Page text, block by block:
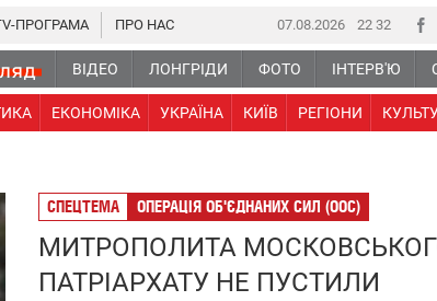
07.08.2026 22 32
ВІДЕО ЛОНГРІДИ ФОТО ІНТЕРВ'Ю
ЕКОНОМІКА УКРАЇНА КИЇВ РЕГІОНИ
ПРОГРАМА ПРО НАС
СПЕЦТЕМА ОПЕРАЦІЯ ОБ'ЄДНАНИХ СИЛ (ООС)
МИТРОПОЛИТА
ПАТРІАРХАТУ НЕ ПУСТИЛИ